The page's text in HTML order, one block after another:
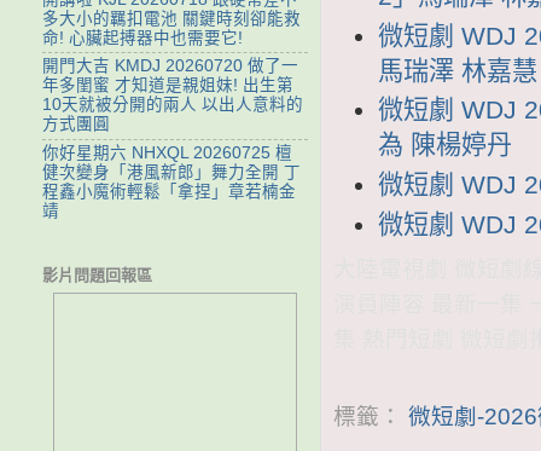
微短劇 WDJ
馬瑞澤 林嘉慧
微短劇 WDJ
為 陳楊婷丹
微短劇 WDJ
微短劇 WDJ
標籤： 微短劇-
多大小的羈扣電池 關鍵時刻卻能救
命! 心臟起搏器中也需要它!
開門大吉 KMDJ 20260720 做了一
年多閨蜜 才知道是親姐妹! 出生第
10天就被分開的兩人 以出人意料的
方式團圓
你好星期六 NHXQL 20260725 檀
健次變身「港風新郎」舞力全開 丁
程鑫小魔術輕鬆「拿捏」章若楠金
靖
影片問題回報區